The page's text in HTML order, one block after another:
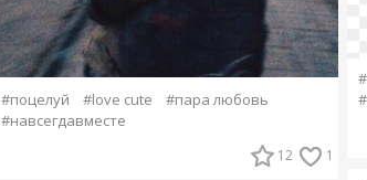
#поцелуй #love cute
#пара любовь
#навсегдавместе
12 1